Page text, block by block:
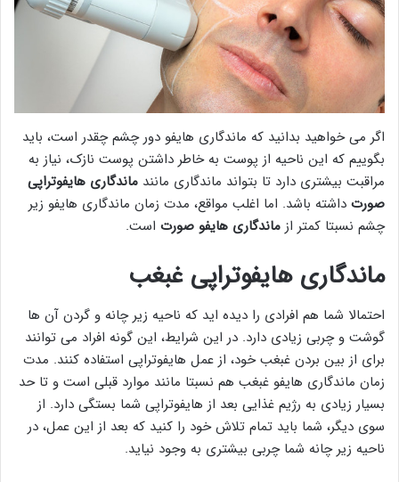
اگر می خواهید بدانید که ماندگاری هایفو دور چشم چقدر است، باید
بگوییم که این ناحیه از پوست به خاطر داشتن پوست نازک، نیاز به
مراقبت بیشتری دارد تا بتواند ماندگاری مانند ماندگاری هایفوتراپی
صورت داشته باشد. اما اغلب مواقع، مدت زمان ماندگاری هایفو زیر
چشم نسبتا کمتر از ماندگاری هایفو صورت است.
ماندگاری هایفوتراپی غبغب
احتمالا شما هم افرادی را دیده اید که ناحیه زیر چانه و گردن آن ها
گوشت و چربی زیادی دارد. در این شرایط، این گونه افراد می توانند
برای از بین بردن غبغب خود، از عمل هایفوتراپی استفاده کنند. مدت
زمان ماندگاری هایفو غبغب هم نسبتا مانند موارد قبلی است و تا حد
بسیار زیادی به رژیم غذایی بعد از هایفوتراپی شما بستگی دارد. از
سوی دیگر، شما باید تمام تلاش خود را کنید که بعد از این عمل، در
ناحیه زیر چانه شما چربی بیشتری به وجود نیاید.